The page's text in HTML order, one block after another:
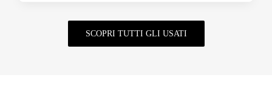
SCOPRI TUTTI GLI USATI